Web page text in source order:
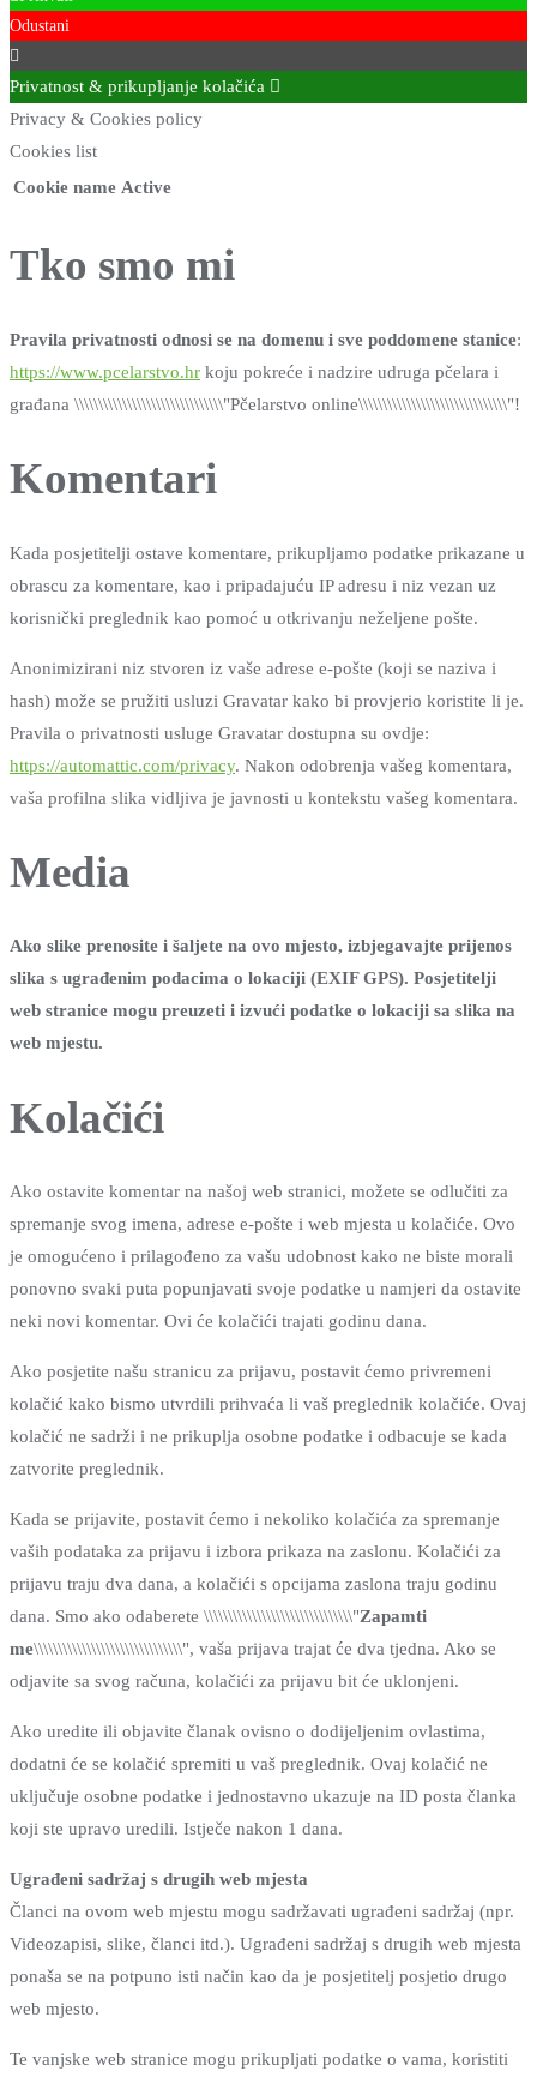
Odustani
Privatnost & prikupljanje kolačića
Privacy & Cookies policy
Cookies list
Cookie name Active
Tko smo mi
Pravila privatnosti odnosi se na domenu i sve poddomene stanice:
https://www.pcelarstvo.hr koju pokreće i nadzire udruga pčelara i
građana \\\\\\\\\\\\\\\\\\\\\\\\\\\\\\\"Pčelarstvo online\\\\\\\\\\\\\\\\\\\\\\\\\\\\\\\"!
Komentari
Kada posjetitelji ostave komentare, prikupljamo podatke prikazane u
obrascu za komentare, kao i pripadajuću IP adresu i niz vezan uz
korisnički preglednik kao pomoć u otkrivanju neželjene pošte.
Anonimizirani niz stvoren iz vaše adrese e-pošte (koji se naziva i
hash) može se pružiti usluzi Gravatar kako bi provjerio koristite li je.
Pravila o privatnosti usluge Gravatar dostupna su ovdje:
https://automattic.com/privacy. Nakon odobrenja vašeg komentara,
vaša profilna slika vidljiva je javnosti u kontekstu vašeg komentara.
Media
Ako slike prenosite i šaljete na ovo mjesto, izbjegavajte prijenos
slika s ugrađenim podacima o lokaciji (EXIF GPS). Posjetitelji
web stranice mogu preuzeti i izvući podatke o lokaciji sa slika na
web mjestu.
Kolačići
Ako ostavite komentar na našoj web stranici, možete se odlučiti za
spremanje svog imena, adrese e-pošte i web mjesta u kolačiće. Ovo
je omogućeno i prilagođeno za vašu udobnost kako ne biste morali
ponovno svaki puta popunjavati svoje podatke u namjeri da ostavite
neki novi komentar. Ovi će kolačići trajati godinu dana.
Ako posjetite našu stranicu za prijavu, postavit ćemo privremeni
kolačić kako bismo utvrdili prihvaća li vaš preglednik kolačiće. Ovaj
kolačić ne sadrži i ne prikuplja osobne podatke i odbacuje se kada
zatvorite preglednik.
Kada se prijavite, postavit ćemo i nekoliko kolačića za spremanje
vaših podataka za prijavu i izbora prikaza na zaslonu. Kolačići za
prijavu traju dva dana, a kolačići s opcijama zaslona traju godinu
dana. Smo ako odaberete \\\\\\\\\\\\\\\\\\\\\\\\\\\\\\\"Zapamti
me\\\\\\\\\\\\\\\\\\\\\\\\\\\\\\\", vaša prijava trajat će dva tjedna. Ako se
odjavite sa svog računa, kolačići za prijavu bit će uklonjeni.
Ako uredite ili objavite članak ovisno o dodijeljenim ovlastima,
dodatni će se kolačić spremiti u vaš preglednik. Ovaj kolačić ne
uključuje osobne podatke i jednostavno ukazuje na ID posta članka
koji ste upravo uredili. Istječe nakon 1 dana.
Ugrađeni sadržaj s drugih web mjesta
Članci na ovom web mjestu mogu sadržavati ugrađeni sadržaj (npr.
Videozapisi, slike, članci itd.). Ugrađeni sadržaj s drugih web mjesta
ponaša se na potpuno isti način kao da je posjetitelj posjetio drugo
web mjesto.
Te vanjske web stranice mogu prikupljati podatke o vama, koristiti